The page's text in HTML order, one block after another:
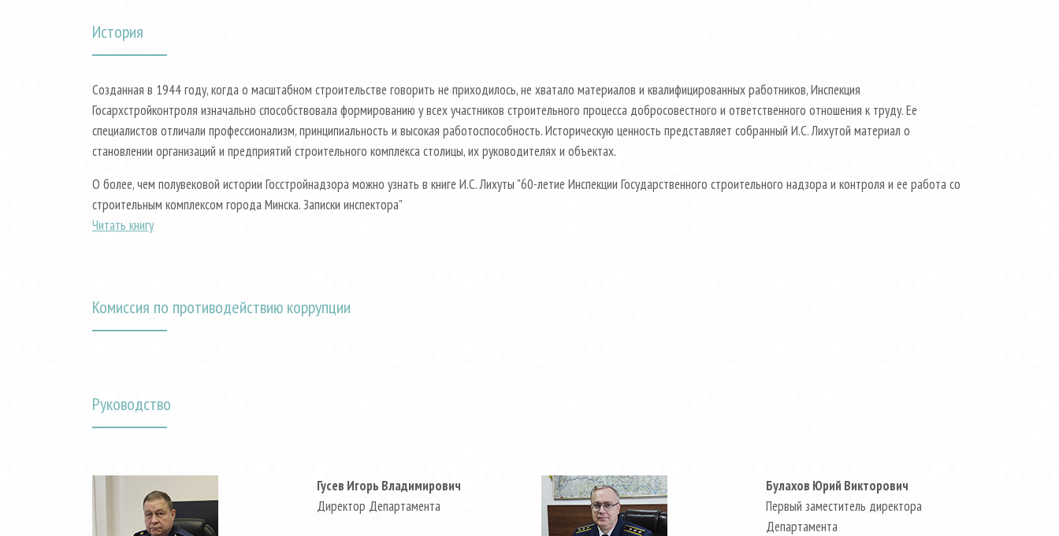
История
Созданная в 1944 году, когда о масштабном строительстве говорить не приходилось, не хватало материалов и квалифицированных работников, Инспекция
Госархстройконтроля изначально способствовала формированию у всех участников строительного процесса добросовестного и ответственного отношения к труду. Ее
специалистов отличали профессионализм, принципиальность и высокая работоспособность. Историческую ценность представляет собранный И.С. Лихутой материал о
становлении организаций и предприятий строительного комплекса столицы, их руководителях и объектах.
О более, чем полувековой истории Госстройнадзора можно узнать в книге И.С. Лихуты "60-летие Инспекции Государственного строительного надзора и контроля и ее работа со
строительным комплексом города Минска. Записки инспектора"
Читать книгу
Комиссия по противодействию коррупции
Руководство
Гусев Игорь Владимирович
Директор Департамента
Булахов Юрий Викторович
Первый заместитель директора
Департамента